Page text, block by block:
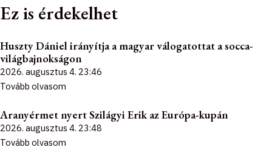
Ez is érdekelhet
Huszty Dániel irányítja a magyar válogatottat a socca-
világbajnokságon
2026. augusztus 4. 23:46
Tovább olvasom
Aranyérmet nyert Szilágyi Erik az Európa-kupán
2026. augusztus 4. 23:48
Tovább olvasom